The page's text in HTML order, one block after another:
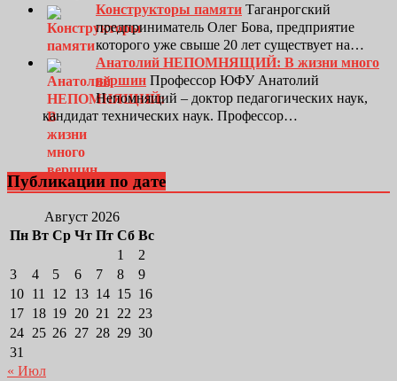
Конструкторы памяти Таганрогский
предприниматель Олег Бова, предприятие
которого уже свыше 20 лет существует на…
Анатолий НЕПОМНЯЩИЙ: В жизни много
вершин Профессор ЮФУ Анатолий
Непомнящий – доктор педагогических наук,
кандидат технических наук. Профессор…
Публикации по дате
Август 2026
Пн Вт Ср Чт Пт Сб Вс
1
2
3
4 5 6 7 8
9
10 11 12 13 14 15 16
17 18 19 20 21 22 23
24 25 26 27 28 29 30
31
« Июл